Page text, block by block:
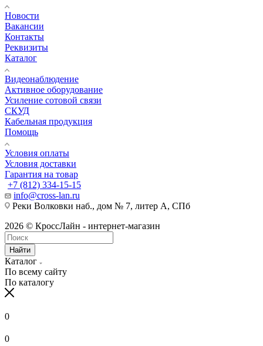
Новости
Вакансии
Контакты
Реквизиты
Каталог
Видеонаблюдение
Активное оборудование
Усиление сотовой связи
СКУД
Кабельная продукция
Помощь
Условия оплаты
Условия доставки
Гарантия на товар
+7 (812) 334-15-15
info@cross-lan.ru
Реки Волковки наб., дом № 7, литер А, СПб
2026 © КроссЛайн - интернет-магазин
Найти
Каталог
По всему сайту
По каталогу
0
0